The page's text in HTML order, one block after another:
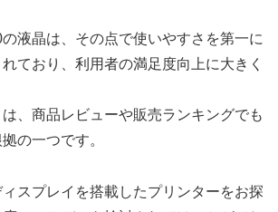
液晶は、その点で使いやすさを第一に
ており、利用者の満足度向上に大きく
、商品レビューや販売ランキングでも
の一つです。
スプレイを搭載したプリンターをお探